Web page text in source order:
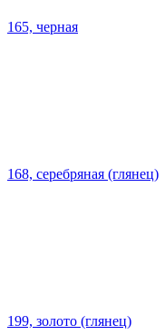
165, черная
168, серебряная (глянец)
199, золото (глянец)